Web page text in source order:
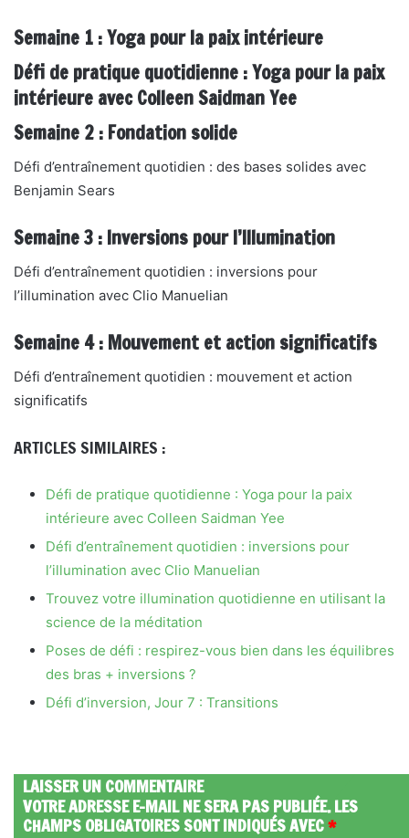
Semaine 1 : Yoga pour la paix intérieure
Défi de pratique quotidienne : Yoga pour la paix
intérieure avec Colleen Saidman Yee
Semaine 2 : Fondation solide
Défi d’entraînement quotidien : des bases solides avec
Benjamin Sears
Semaine 3 : Inversions pour l’Illumination
Défi d’entraînement quotidien : inversions pour
l’illumination avec Clio Manuelian
Semaine 4 : Mouvement et action significatifs
Défi d’entraînement quotidien : mouvement et action
significatifs
ARTICLES SIMILAIRES :
Défi de pratique quotidienne : Yoga pour la paix
intérieure avec Colleen Saidman Yee
Défi d’entraînement quotidien : inversions pour
l’illumination avec Clio Manuelian
Trouvez votre illumination quotidienne en utilisant la
science de la méditation
Poses de défi : respirez-vous bien dans les équilibres
des bras + inversions ?
Défi d’inversion, Jour 7 : Transitions
LAISSER UN COMMENTAIRE
VOTRE ADRESSE E-MAIL NE SERA PAS PUBLIÉE.LES
CHAMPS OBLIGATOIRES SONT INDIQUÉS AVEC*